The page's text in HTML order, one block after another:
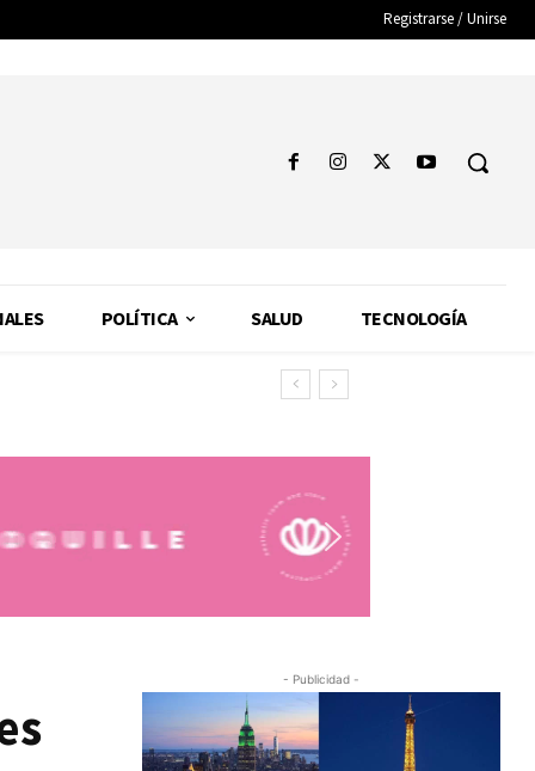
Registrarse / Unirse
POLÍTICA SALUD TECNOLOGÍA
- Publicidad -